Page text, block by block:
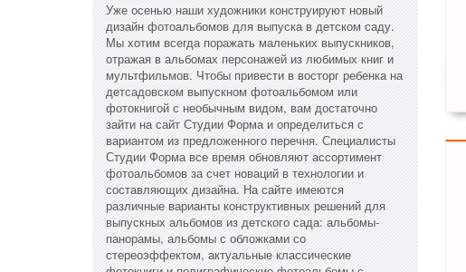
Уже осенью наши художники конструируют новый
дизайн фотоальбомов для выпуска в детском саду.
Мы хотим всегда поражать маленьких выпускников,
отражая в альбомах персонажей из любимых книг и
мультфильмов. Чтобы привести в восторг ребенка на
детсадовском выпускном фотоальбомом или
фотокнигой с необычным видом, вам достаточно
зайти на сайт Студии Форма и определиться с
вариантом из предложенного перечня. Специалисты
Студии Форма все время обновляют ассортимент
фотоальбомов за счет новаций в технологии и
составляющих дизайна. На сайте имеются
различные варианты конструктивных решений для
выпускных альбомов из детского сада: альбомы-
панорамы, альбомы с обложками со
стереоэффектом, актуальные классические